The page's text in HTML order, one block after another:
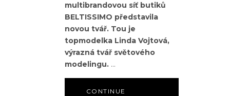
multibrandovou síť butiků
BELTISSIMO představila
novou tvář. Tou je
topmodelka Linda Vojtová,
výrazná tvář světového
modelingu.
CONTINUE